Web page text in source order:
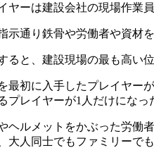
ヤーは建設会社の現場作業
示通り鉄骨や労働者や資材
ると、建設現場の最も高い
初に入手したプレイヤーが
レイヤーが1人だけになっ
ルメットをかぶった労働
人同士でもファミリーで